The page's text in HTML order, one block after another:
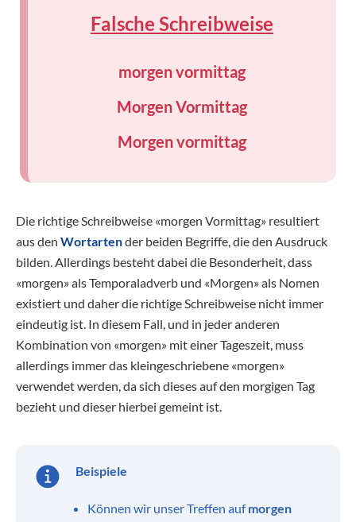
Falsche Schreibweise
morgen vormittag
Morgen Vormittag
Morgen vormittag
Die richtige Schreibweise «morgen Vormittag» resultiert
aus den Wortartender beiden Begriffe, die den Ausdruck
bilden. Allerdings besteht dabei die Besonderheit, dass
«morgen» als Temporaladverb und «Morgen» als Nomen
existiert und daher die richtige Schreibweise nicht immer
eindeutig ist. In diesem Fall, und in jeder anderen
Kombination von «morgen» mit einer Tageszeit, muss
allerdings immer das kleingeschriebene «morgen»
verwendet werden, da sich dieses auf den morgigen Tag
bezieht und dieser hierbei gemeint ist.
Beispiele
Können wir unser Treffen aufmorgen